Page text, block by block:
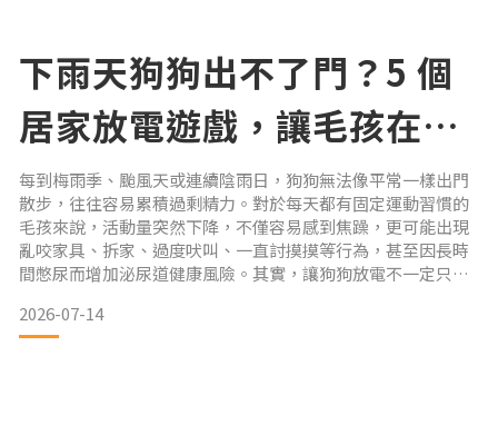
下雨天狗狗出不了門？5 個
居家放電遊戲，讓毛孩在家
玩到自動關機！
每到梅雨季、颱風天或連續陰雨日，狗狗無法像平常一樣出門
散步，往往容易累積過剩精力。對於每天都有固定運動習慣的
毛孩來說，活動量突然下降，不僅容易感到焦躁，更可能出現
亂咬家具、拆家、過度吠叫、一直討摸摸等行為，甚至因長時
間憋尿而增加泌尿道健康風險。其實，讓狗狗放電不一定只能
容易消耗精力。狗狗持續嗅聞約 15 分鐘，所消耗的精神能量甚
至相當於奔跑近 1 小時。因此，就算外面下著傾盆大雨，只要
2026-07-14